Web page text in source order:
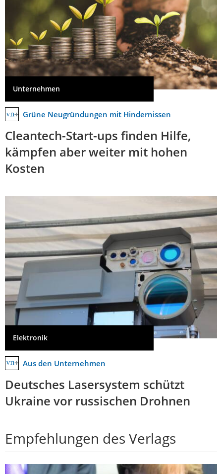
Unternehmen
Grüne Neugründungen mit Hindernissen
Cleantech-Start-ups finden Hilfe,
kämpfen aber weiter mit hohen
Kosten
Elektronik
Aus den Unternehmen
Deutsches Lasersystem schützt
Ukraine vor russischen Drohnen
Empfehlungen des Verlags